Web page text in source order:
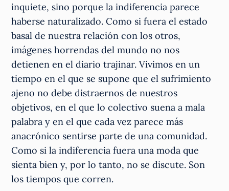
inquiete, sino porque la indiferencia parece
haberse naturalizado. Como si fuera el estado
basal de nuestra relación con los otros,
imágenes horrendas del mundo no nos
detienen en el diario trajinar. Vivimos en un
tiempo en el que se supone que el sufrimiento
ajeno no debe distraernos de nuestros
objetivos, en el que lo colectivo suena a mala
palabra y en el que cada vez parece más
anacrónico sentirse parte de una comunidad.
Como si la indiferencia fuera una moda que
sienta bien y, por lo tanto, no se discute. Son
los tiempos que corren.